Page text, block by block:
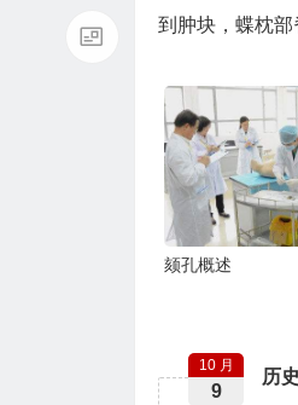
到肿块，蝶枕部
颏孔概述
历
10 月
9